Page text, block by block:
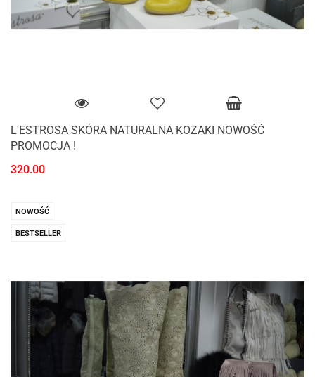
L'ESTROSA SKÓRA NATURALNA KOZAKI NOWOŚĆ
PROMOCJA !
320.00
NOWOŚĆ
BESTSELLER